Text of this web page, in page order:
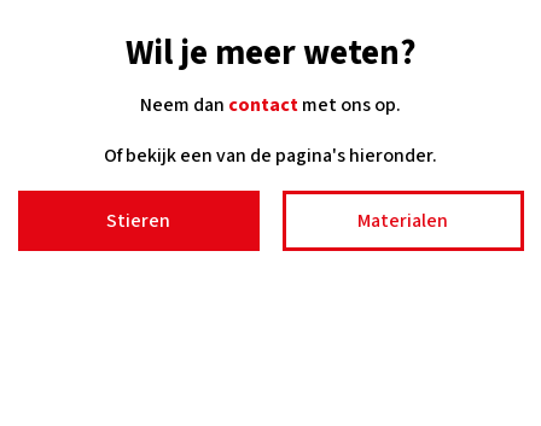
Wil je meer weten?
Neem dan contactmet ons op.
Of bekijk een van de pagina's hieronder.
Stieren Materialen